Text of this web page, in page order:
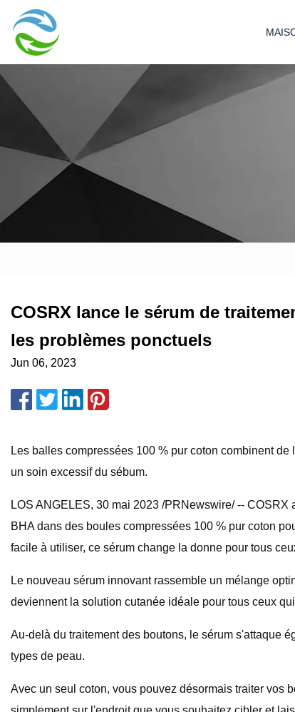
COSRX lance le sérum de
les problèmes ponctuels
Jun 06, 2023
Les balles compressées 100 % pur coton combinent
un soin excessif du sébum.
LOS ANGELES, 30 mai 2023 /PRNewswire/ --
BHA dans des boules compressées 100 % pur coton
facile à utiliser, ce sérum change la donne pour tous
Le nouveau sérum innovant rassemble un mélange
deviennent la solution cutanée idéale pour tous ceux
Au-delà du traitement des boutons, le sérum s'attaque
types de peau.
Avec un seul coton, vous pouvez désormais traiter vos